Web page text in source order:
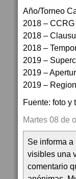
Año/Torneo
2018 –
2018 –
2018 –
2019 –
2019 –
2019 –
Fuente: foto y
Martes 08 de
Se informa
visibles una
comentario